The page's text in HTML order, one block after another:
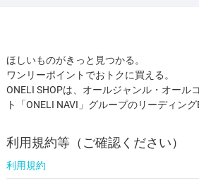
ほしいものがきっと見つかる。
ワンリーポイントでおトクに買える。
ONELI SHOPは、オールジャンル・オール
ト「ONELI NAVI」グループのリーディング
利用規約等（ご確認ください）
利用規約